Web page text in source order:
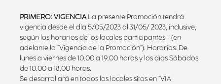
PRIMERO: VIGENCIALa presente Promoción tendrá
vigencia desde el día 5/05/2023 al 31/05/ 2023, inclusive,
según los horarios de los locales participantes - (en
adelante la “Vigencia de la Promoción”). Horarios: De
lunes a viernes de 10.00 a 19.00 horas y los días Sábados
de 10.00 a 18.00 horas.
Se desarrollará en todos los locales sitos en “VIA